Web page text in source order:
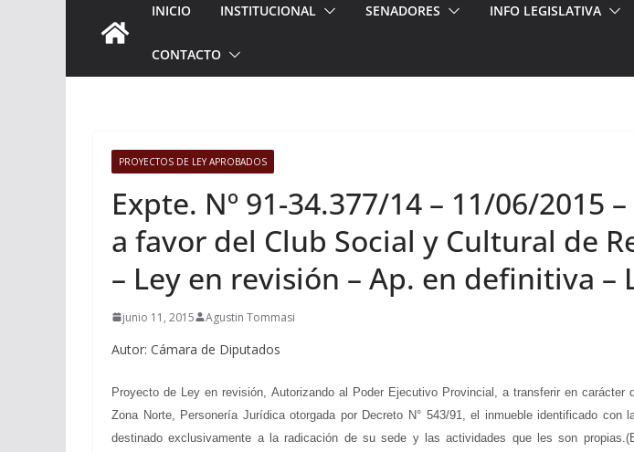
INICIO INSTITUCIONAL SENADORES INFO LEGISLATIVA
CONTACTO
PROYECTOS DE LEY APROBADOS
Expte. Nº 91-34.377/14 – 11/06/
a favor del Club Social y Cultural de
– Ley en revisión – Ap. en definitiva –
junio 11, 2015 Agustin Tommasi
Autor: Cámara de Diputados
Proyecto de Ley en revisión, Autorizando al Poder Ejecutivo Provincial, a transferir en
Zona Norte, Personería Jurídica otorgada por Decreto N° 543/91, el inmueble identificado
destinado exclusivamente a la radicación de su sede y las actividades que les son